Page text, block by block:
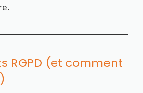
RGPD (et comment